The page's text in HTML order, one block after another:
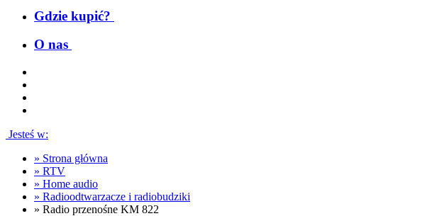
Gdzie kupić?
O nas
Jesteś w:
» Strona główna
» RTV
» Home audio
» Radioodtwarzacze i radiobudziki
» Radio przenośne KM 822